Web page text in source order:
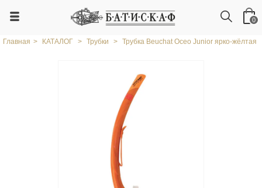
0
Главная > КАТАЛОГ > Трубки > Трубка Beuchat Oceo Junior ярко-жёлтая